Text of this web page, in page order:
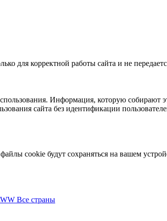
для корректной работы сайта и не
Информация, которую собирают
сайта без идентификации
cookie будут сохраняться на вашем
Все страны